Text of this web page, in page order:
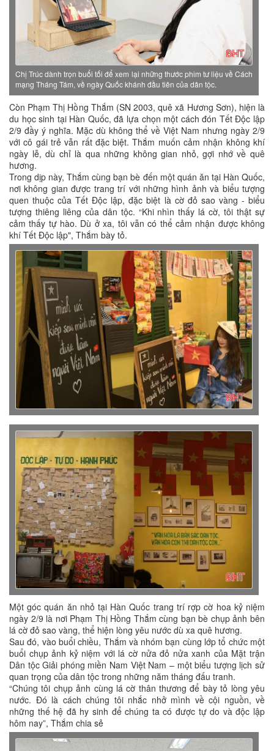
Chị Trúc dành trọn buổi tối để xem lại những thước phim tư liệu về Cách
mạng Tháng Tám, về ngày Quốc khánh đầu tiên của dân tộc.
Còn Phạm Thị Hồng Thắm (SN 2003, quê xã Hương Sơn), hiện là
du học sinh tại Hàn Quốc, đã lựa chọn một cách đón Tết Độc lập
2/9 đầy ý nghĩa. Mặc dù không thể về Việt Nam nhưng ngày 2/9
với cô gái trẻ vẫn rất đặc biệt. Thắm muốn cảm nhận không khí
ngày lễ, dù chỉ là qua những không gian nhỏ, gợi nhớ về quê
hương.
Trong dịp này, Thắm cùng bạn bè đến một quán ăn tại Hàn Quốc,
nơi không gian được trang trí với những hình ảnh và biểu tượng
quen thuộc của Tết Độc lập, đặc biệt là cờ đỏ sao vàng - biểu
tượng thiêng liêng của dân tộc. “Khi nhìn thấy lá cờ, tôi thật sự
cảm thấy tự hào. Dù ở xa, tôi vẫn có thể cảm nhận được không
khí Tết Độc lập", Thắm bày tỏ.
Một góc quán ăn nhỏ tại Hàn Quốc trang trí rợp cờ hoa kỷ niệm
ngày 2/9 là nơi Phạm Thị Hồng Thắm cùng bạn bè chụp ảnh bên
lá cờ đỏ sao vàng, thể hiện lòng yêu nước dù xa quê hương.
Sau đó, vào buổi chiều, Thắm và nhóm bạn cùng lớp tổ chức một
buổi chụp ảnh kỷ niệm với lá cờ nửa đỏ nửa xanh của Mặt trận
Dân tộc Giải phóng miền Nam Việt Nam – một biểu tượng lịch sử
quan trọng của dân tộc trong những năm tháng đấu tranh.
“Chúng tôi chụp ảnh cùng lá cờ thân thương để bày tỏ lòng yêu
nước. Đó là cách chúng tôi nhắc nhở mình về cội nguồn, về
những thế hệ đã hy sinh để chúng ta có được tự do và độc lập
hôm nay”, Thắm chia sẻ